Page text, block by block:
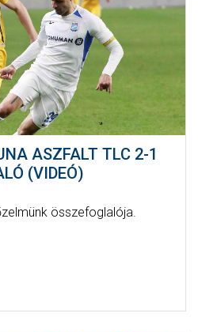
ASZFALT TLC 2-1
(VIDEÓ)
összefoglalója.